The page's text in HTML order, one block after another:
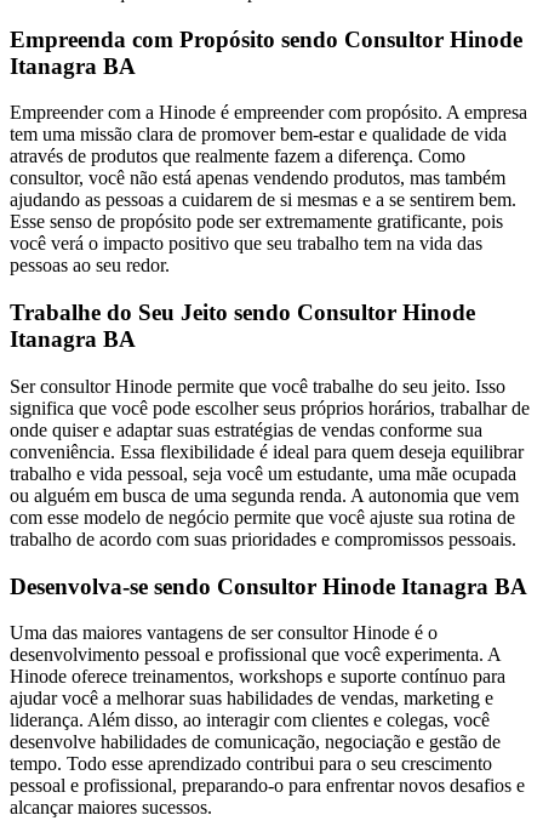
Empreenda com Propósito sendo Consultor Hinode
Itanagra BA
Empreender com a Hinode é empreender com propósito. A empresa
tem uma missão clara de promover bem-estar e qualidade de vida
através de produtos que realmente fazem a diferença. Como
consultor, você não está apenas vendendo produtos, mas também
ajudando as pessoas a cuidarem de si mesmas e a se sentirem bem.
Esse senso de propósito pode ser extremamente gratificante, pois
você verá o impacto positivo que seu trabalho tem na vida das
pessoas ao seu redor.
Trabalhe do Seu Jeito sendo Consultor Hinode
Itanagra BA
Ser consultor Hinode permite que você trabalhe do seu jeito. Isso
significa que você pode escolher seus próprios horários, trabalhar de
onde quiser e adaptar suas estratégias de vendas conforme sua
conveniência. Essa flexibilidade é ideal para quem deseja equilibrar
trabalho e vida pessoal, seja você um estudante, uma mãe ocupada
ou alguém em busca de uma segunda renda. A autonomia que vem
com esse modelo de negócio permite que você ajuste sua rotina de
trabalho de acordo com suas prioridades e compromissos pessoais.
Desenvolva-se sendo Consultor Hinode Itanagra BA
Uma das maiores vantagens de ser consultor Hinode é o
desenvolvimento pessoal e profissional que você experimenta. A
Hinode oferece treinamentos, workshops e suporte contínuo para
ajudar você a melhorar suas habilidades de vendas, marketing e
liderança. Além disso, ao interagir com clientes e colegas, você
desenvolve habilidades de comunicação, negociação e gestão de
tempo. Todo esse aprendizado contribui para o seu crescimento
pessoal e profissional, preparando-o para enfrentar novos desafios e
alcançar maiores sucessos.